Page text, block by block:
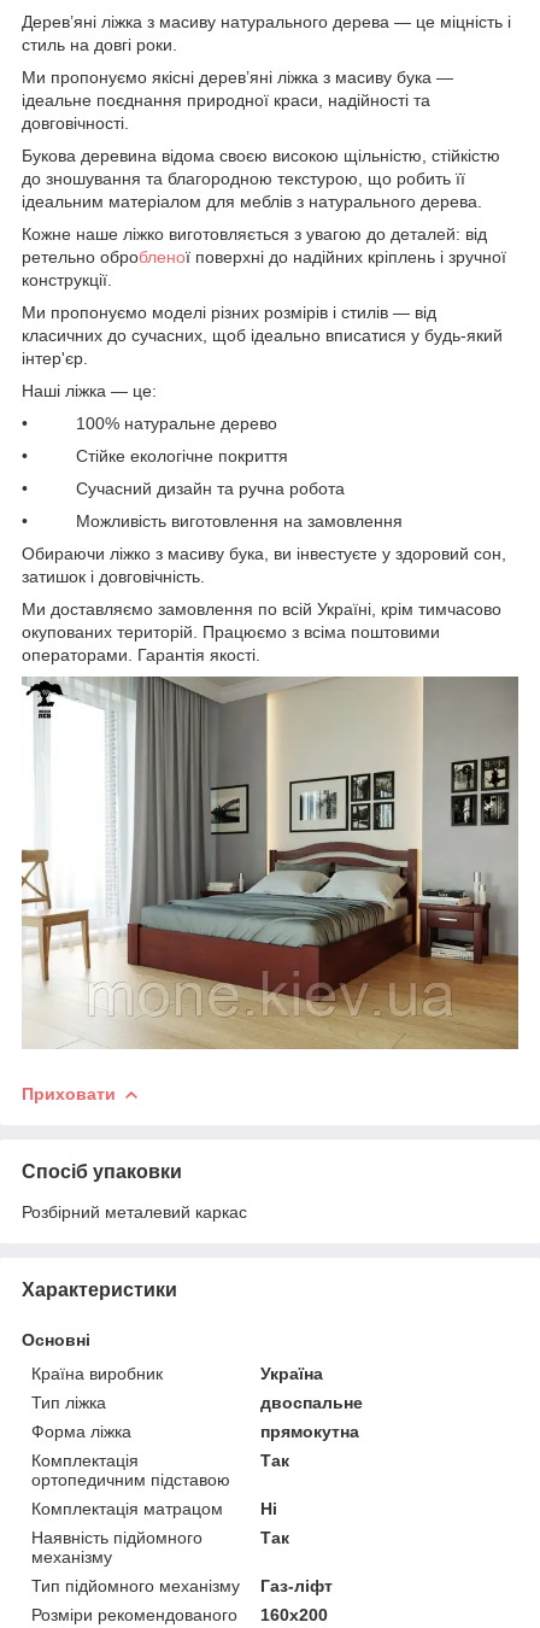
Дерев’яні ліжка з масиву натурального дерева — це міцність і
стиль на довгі роки.
Ми пропонуємо якісні дерев’яні ліжка з масиву бука —
ідеальне поєднання природної краси, надійності та
довговічності.
Букова деревина відома своєю високою щільністю, стійкістю
до зношування та благородною текстурою, що робить її
ідеальним матеріалом для меблів з натурального дерева.
Кожне наше ліжко виготовляється з увагою до деталей: від
ретельно обробленої поверхні до надійних кріплень і зручної
конструкції.
Ми пропонуємо моделі різних розмірів і стилів — від
класичних до сучасних, щоб ідеально вписатися у будь-який
інтер'єр.
Наші ліжка — це:
• 100% натуральне дерево
• Стійке екологічне покриття
• Сучасний дизайн та ручна робота
• Можливість виготовлення на замовлення
Обираючи ліжко з масиву бука, ви інвестуєте у здоровий сон,
затишок і довговічність.
Ми доставляємо замовлення по всій Україні, крім тимчасово
окупованих територій. Працюємо з всіма поштовими
операторами. Гарантія якості.
Приховати
Спосіб упаковки
Розбірний металевий каркас
Характеристики
Основні
Країна виробник
Україна
Тип ліжка
двоспальне
Форма ліжка
прямокутна
Комплектація
ортопедичним підставою
Так
Комплектація матрацом
Ні
Наявність підйомного
механізму
Так
Тип підйомного механізму
Газ-ліфт
Розміри рекомендованого
160х200